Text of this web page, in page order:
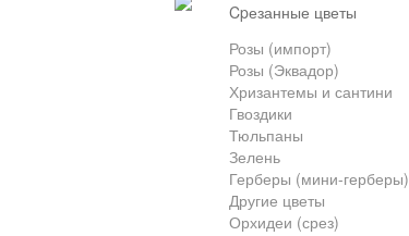
cpезанные цветы
Розы (импорт)
Розы (Эквадор)
Хризантемы и сантини
Гвоздики
Тюльпаны
Зелень
Герберы (мини-герберы)
Другие цветы
Орхидеи (срез)